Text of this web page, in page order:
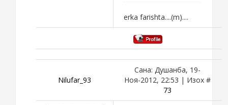
erka farishta....(m)....
Nilufar_93
Сана: Душанба, 19-
Ноя-2012, 22:53 | Изох #
73